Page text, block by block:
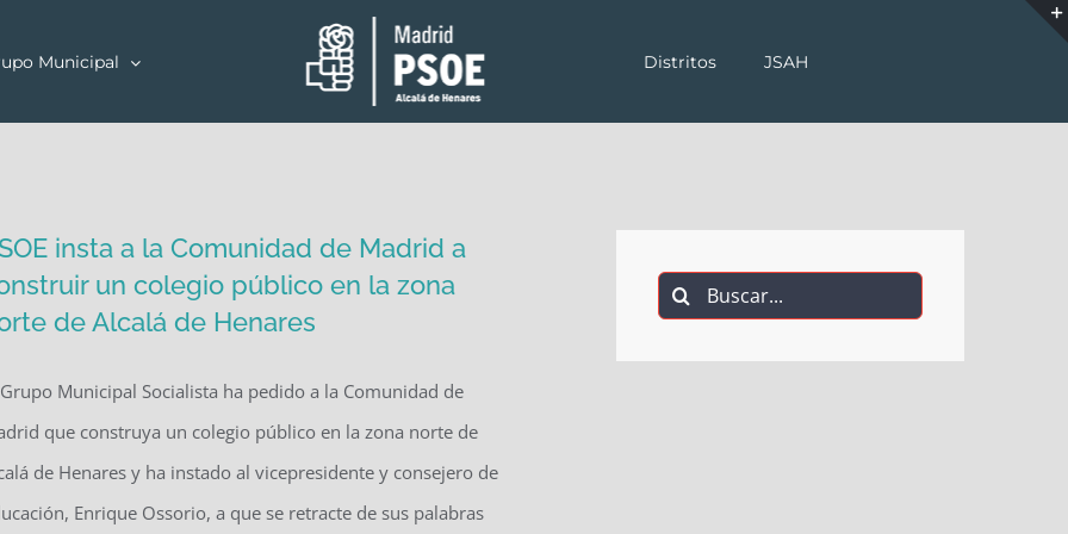
Municipal Distritos JSAH
insta a la Comunidad de Madrid a
un colegio público en la zona
de Alcalá de Henares
Municipal Socialista ha pedido a la Comunidad de
que construya un colegio público en la zona norte de
de Henares y ha instado al vicepresidente y consejero de
Enrique Ossorio, a que se retracte de sus palabras
Buscar: